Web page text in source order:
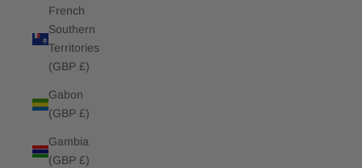
French
Southern
Territories
(GBP £)
Gabon
(GBP £)
Gambia
(GBP £)